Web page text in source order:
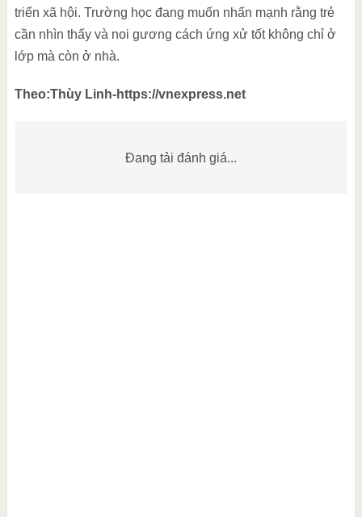
triển xã hội. Trường học đang muốn nhấn mạnh rằng trẻ
cần nhìn thấy và noi gương cách ứng xử tốt không chỉ ở
lớp mà còn ở nhà.
Theo:Thùy Linh-https://vnexpress.net
Đang tải đánh giá...